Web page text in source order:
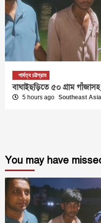
পার্বত্য চট্টগ্রাম
বাঘাইছড়িতে ৫০ গ্রাম গাঁজাসহ
5 hours ago Southeast
You may have